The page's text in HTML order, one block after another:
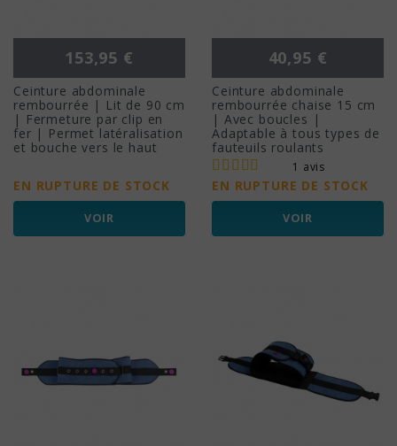
Prix
153,95 €
Ceinture abdominale
rembourrée | Lit de 90 cm
| Fermeture par clip en
fer | Permet latéralisation
et bouche vers le haut
EN RUPTURE DE STOCK
VOIR
Prix
40,95 €
Ceinture abdominale
rembourrée chaise 15 cm
| Avec boucles |
Adaptable à tous types de
fauteuils roulants
1 avis
EN RUPTURE DE STOCK
VOIR